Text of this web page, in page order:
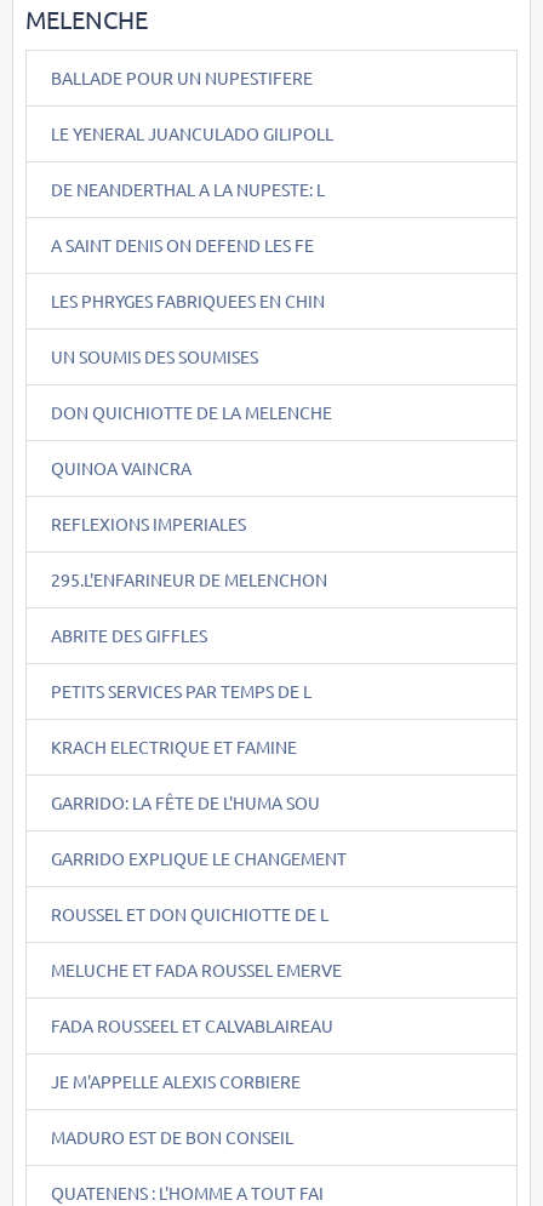
MELENCHE
BALLADE POUR UN NUPESTIFERE
LE YENERAL JUANCULADO GILIPOLL
DE NEANDERTHAL A LA NUPESTE: L
A SAINT DENIS ON DEFEND LES FE
LES PHRYGES FABRIQUEES EN CHIN
UN SOUMIS DES SOUMISES
DON QUICHIOTTE DE LA MELENCHE
QUINOA VAINCRA
REFLEXIONS IMPERIALES
295.L'ENFARINEUR DE MELENCHON
ABRITE DES GIFFLES
PETITS SERVICES PAR TEMPS DE L
KRACH ELECTRIQUE ET FAMINE
GARRIDO: LA FÊTE DE L'HUMA SOU
GARRIDO EXPLIQUE LE CHANGEMENT
ROUSSEL ET DON QUICHIOTTE DE L
MELUCHE ET FADA ROUSSEL EMERVE
FADA ROUSSEEL ET CALVABLAIREAU
JE M'APPELLE ALEXIS CORBIERE
MADURO EST DE BON CONSEIL
QUATENENS : L'HOMME A TOUT FAI